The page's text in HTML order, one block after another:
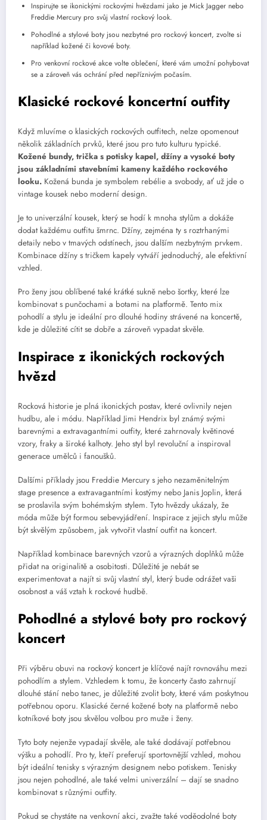
Inspirujte se ikonickými rockovými hvězdami jako je Mick Jagger nebo
Freddie Mercury pro svůj vlastní rockový look.
Pohodlné a stylové boty jsou nezbytné pro rockový koncert, zvolte si
například kožené či kovové boty.
Pro venkovní rockové akce volte oblečení, které vám umožní pohybovat
se a zároveň vás ochrání před nepříznivým počasím.
Klasické rockové koncertní outfity
Když mluvíme o klasických rockových outfitech, nelze opomenout
několik základních prvků, které jsou pro tuto kulturu typické.
Kožené bundy, trička s potisky kapel, džíny a vysoké boty
jsou základními stavebními kameny každého rockového
looku. Kožená bunda je symbolem rebélie a svobody, ať už jde o
vintage kousek nebo moderní design.
Je to univerzální kousek, který se hodí k mnoha stylům a dokáže
dodat každému outfitu šmrnc. Džíny, zejména ty s roztrhanými
detaily nebo v tmavých odstínech, jsou dalším nezbytným prvkem.
Kombinace džíny s tričkem kapely vytváří jednoduchý, ale efektivní
vzhled.
Pro ženy jsou oblíbené také krátké sukně nebo šortky, které lze
kombinovat s punčochami a botami na platformě. Tento mix
pohodlí a stylu je ideální pro dlouhé hodiny strávené na koncertě,
kde je důležité cítit se dobře a zároveň vypadat skvěle.
Inspirace z ikonických rockových
hvězd
Rocková historie je plná ikonických postav, které ovlivnily nejen
hudbu, ale i módu. Například Jimi Hendrix byl známý svými
barevnými a extravagantními outfity, které zahrnovaly květinové
vzory, fraky a široké kalhoty. Jeho styl byl revoluční a inspiroval
generace umělců i fanoušků.
Dalšími příklady jsou Freddie Mercury s jeho nezaměnitelným
stage presence a extravagantními kostýmy nebo Janis Joplin, která
se proslavila svým bohémským stylem. Tyto hvězdy ukázaly, že
móda může být formou sebevyjádření. Inspirace z jejich stylu může
být skvělým způsobem, jak vytvořit vlastní outfit na koncert.
Například kombinace barevných vzorů a výrazných doplňků může
přidat na originalitě a osobitosti. Důležité je nebát se
experimentovat a najít si svůj vlastní styl, který bude odrážet vaši
osobnost a váš vztah k rockové hudbě.
Pohodlné a stylové boty pro rockový
koncert
Při výběru obuvi na rockový koncert je klíčové najít rovnováhu mezi
pohodlím a stylem. Vzhledem k tomu, že koncerty často zahrnují
dlouhé stání nebo tanec, je důležité zvolit boty, které vám poskytnou
potřebnou oporu. Klasické černé kožené boty na platformě nebo
kotníkové boty jsou skvělou volbou pro muže i ženy.
Tyto boty nejenže vypadají skvěle, ale také dodávají potřebnou
výšku a pohodlí. Pro ty, kteří preferují sportovnější vzhled, mohou
být ideální tenisky s výrazným designem nebo potiskem. Tenisky
jsou nejen pohodlné, ale také velmi univerzální – dají se snadno
kombinovat s různými outfity.
Pokud se chystáte na venkovní akci, zvažte také voděodolné boty